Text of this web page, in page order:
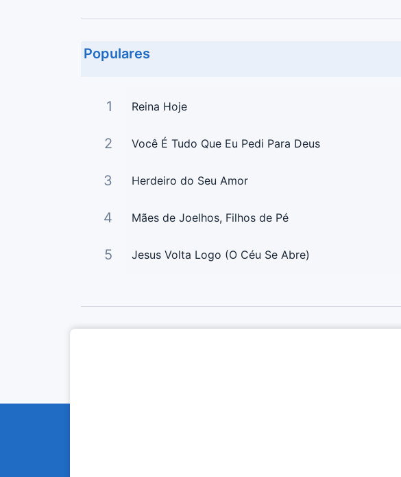
Populares
1 Reina Hoje
2 Você É Tudo Que Eu Pedi Para Deus
3 Herdeiro do Seu Amor
4 Mães de Joelhos, Filhos de Pé
5 Jesus Volta Logo (O Céu Se Abre)